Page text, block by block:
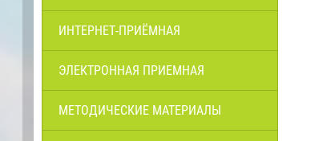
ИНТЕРНЕТ-ПРИЁМНАЯ
ЭЛЕКТРОННАЯ ПРИЕМНАЯ
МЕТОДИЧЕСКИЕ МАТЕРИАЛЫ